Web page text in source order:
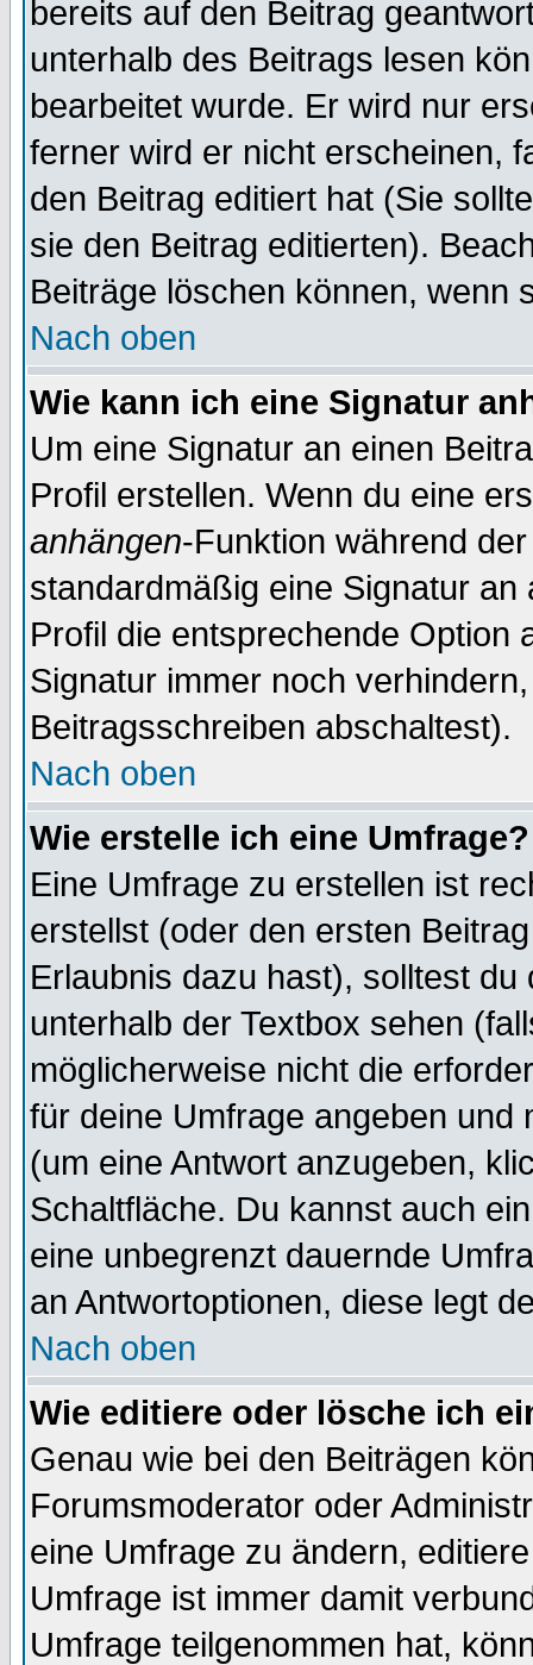
bereits auf den Beitrag
unterhalb des Beitrags lesen
bearbeitet wurde. Er wird nur
ferner wird er nicht erscheinen,
den Beitrag editiert hat (Sie
sie den Beitrag editierten).
Beiträge löschen können, wenn
Nach oben
Wie kann ich eine Signatur
Um eine Signatur an einen
Profil erstellen. Wenn du eine
anhängen-Funktion während
standardmäßig eine Signatur
Profil die entsprechende Option
Signatur immer noch
Beitragsschreiben abschaltest).
Nach oben
Wie erstelle ich eine Umfrage?
Eine Umfrage zu erstellen ist
erstellst (oder den ersten
Erlaubnis dazu hast), solltest
unterhalb der Textbox sehen
möglicherweise nicht die
für deine Umfrage angeben und
(um eine Antwort anzugeben,
Schaltfläche. Du kannst auch
eine unbegrenzt dauernde
an Antwortoptionen, diese legt
Nach oben
Wie editiere oder lösche ich
Genau wie bei den Beiträgen
Forumsmoderator oder
eine Umfrage zu ändern,
Umfrage ist immer damit
Umfrage teilgenommen hat,